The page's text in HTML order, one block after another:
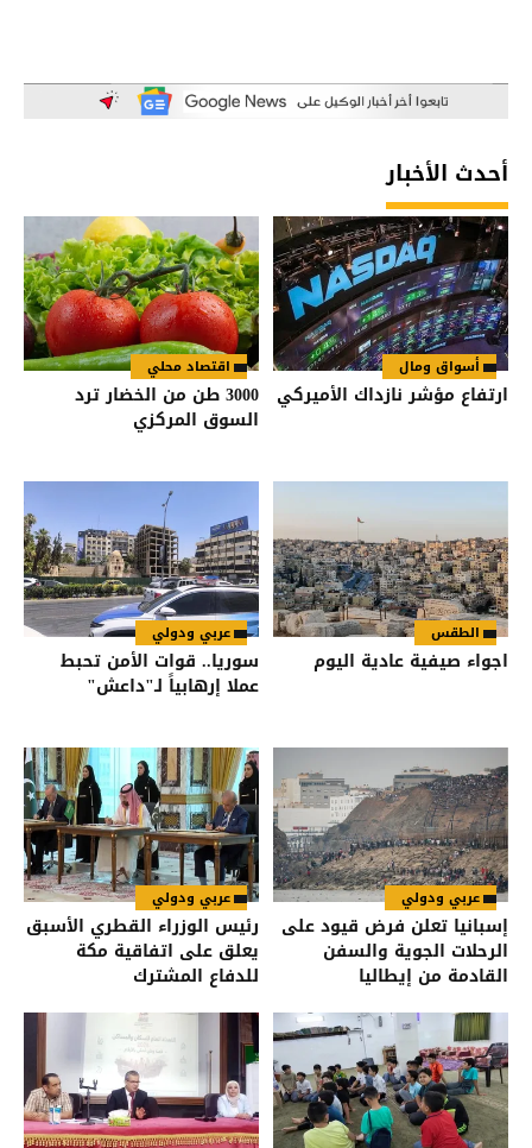
أحدث الأخبار
أسواق ومال
ارتفاع مؤشر نازداك الأميركي
اقتصاد محلي
3000 طن من الخضار ترد
السوق المركزي
الطقس
اجواء صيفية عادية اليوم
عربي ودولي
سوريا.. قوات الأمن تحبط
عملا إرهابياً لـ"داعش"
عربي ودولي
إسبانيا تعلن فرض قيود على
الرحلات الجوية والسفن
القادمة من إيطاليا
عربي ودولي
رئيس الوزراء القطري الأسبق
يعلق على اتفاقية مكة
للدفاع المشترك